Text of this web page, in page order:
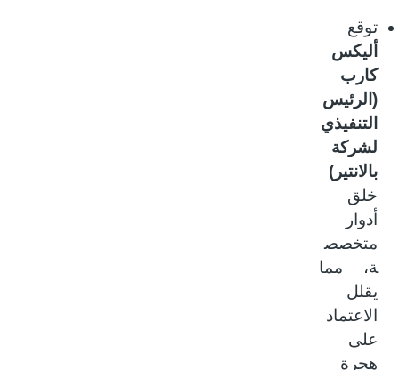
توقع
أليكس
كارب
(الرئيس
التنفيذي
لشركة
بالانتير)
خلق
أدوار
متخصص
ة، مما
يقلل
الاعتماد
على
هجرة